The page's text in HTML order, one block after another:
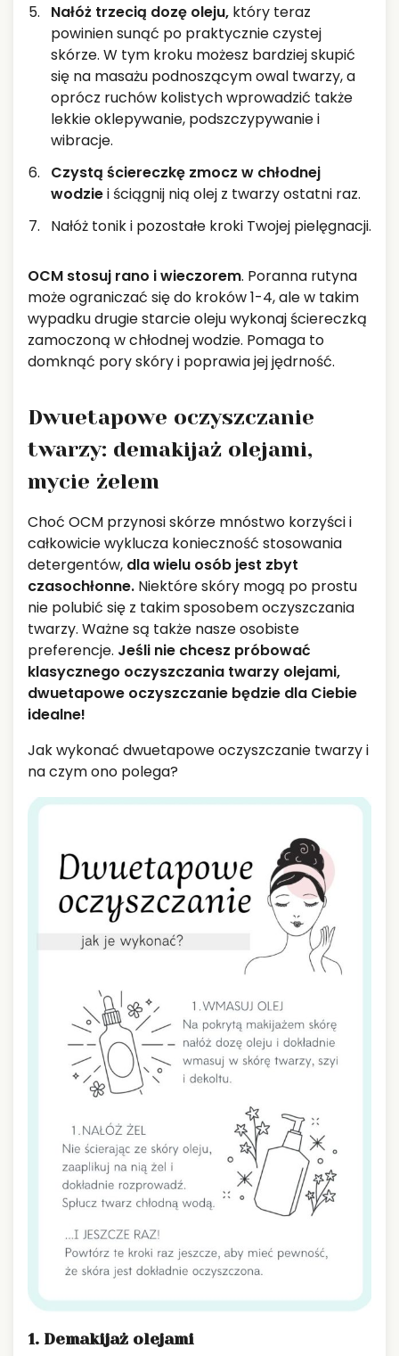
Nałóż trzecią dozę oleju, który teraz
powinien sunąć po praktycznie czystej
skórze. W tym kroku możesz bardziej skupić
się na masażu podnoszącym owal twarzy, a
oprócz ruchów kolistych wprowadzić także
lekkie oklepywanie, podszczypywanie i
wibracje.
Czystą ściereczkę zmocz w chłodnej
wodziei ściągnij nią olej z twarzy ostatni raz.
Nałóż tonik i pozostałe kroki Twojej pielęgnacji.
OCM stosuj rano i wieczorem. Poranna rutyna
może ograniczać się do kroków 1-4, ale w takim
wypadku drugie starcie oleju wykonaj ściereczką
zamoczoną w chłodnej wodzie. Pomaga to
domknąć pory skóry i poprawia jej jędrność.
Dwuetapowe oczyszczanie
twarzy: demakijaż olejami,
mycie żelem
Choć OCM przynosi skórze mnóstwo korzyści i
całkowicie wyklucza konieczność stosowania
detergentów, dla wielu osób jest zbyt
czasochłonne. Niektóre skóry mogą po prostu
nie polubić się z takim sposobem oczyszczania
twarzy. Ważne są także nasze osobiste
preferencje. Jeśli nie chcesz próbować
klasycznego oczyszczania twarzy olejami,
dwuetapowe oczyszczanie będzie dla Ciebie
idealne!
Jak wykonać dwuetapowe oczyszczanie twarzy i
na czym ono polega?
1. Demakijaż olejami